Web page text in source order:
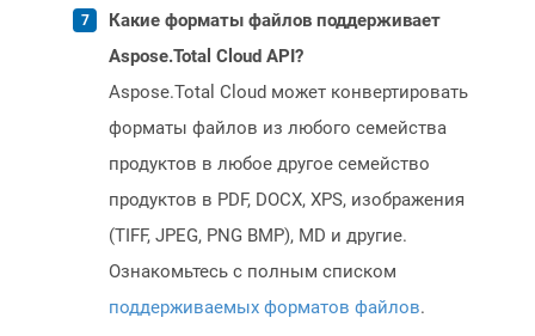
Какие форматы файлов поддерживает
Aspose.Total Cloud API?
Aspose.Total Cloud может конвертировать
форматы файлов из любого семейства
продуктов в любое другое семейство
продуктов в PDF, DOCX, XPS, изображения
(TIFF, JPEG, PNG BMP), MD и другие.
Ознакомьтесь с полным списком
поддерживаемых форматов файлов.